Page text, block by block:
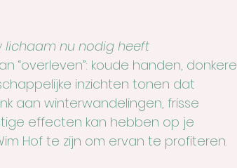
lichaam nu nodig heeft
“overleven”: koude handen, donkere
inzichten tonen dat
aan winterwandelingen, frisse
effecten kan hebben op je
Hof te zijn om ervan te profiteren.